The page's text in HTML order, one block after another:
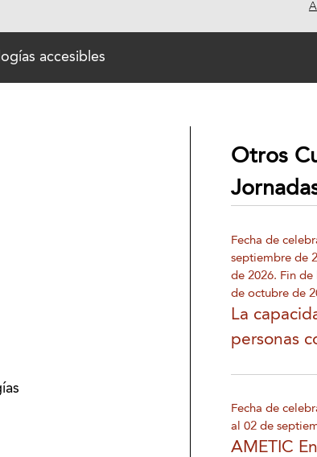
accesibles
Otros
Fecha de
septiembre de
de 2026. Fin
de octubre de
La
personas
Fecha de
al 02 de
AMETIC